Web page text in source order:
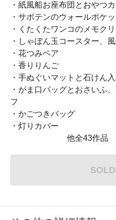
・紙風船お座布団とおやつ
・サボテンのウォールポケッ
・くたくたワンコのメモク
・しゃぼん玉コースター、
・花つみペア
・香りりんご
・手ぬぐいマットと石けん
・がま口バッグとおさいふ
フ
・かごつきバッグ
・灯りカバー
他全43作品